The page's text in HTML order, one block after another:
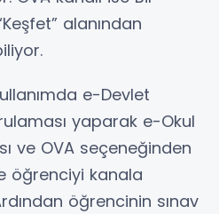
alanından
e-Devlet
yaparak e-Okul
ve OVA seçeneğinden
öğrenciyi kanala
öğrencinin sınav